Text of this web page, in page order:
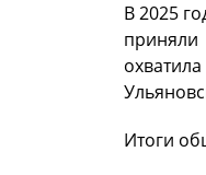
В 2025
Итоги